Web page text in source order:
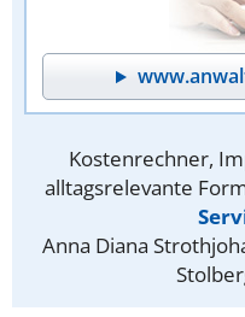
Kostenrechner,
alltagsrelevante
Anna Diana